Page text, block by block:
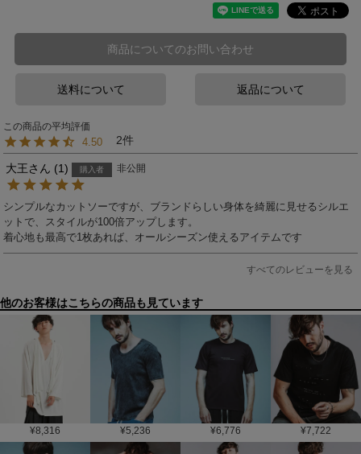
商品についてのお問い合わせ
送料について 返品について
4.50 2
大王 1 購入者 非公開
シンプルなカットソーですが、ブランドらしい身体を綺麗に見せるシルエ
ットで、スタイルが100倍アップします。
着心地も最高で1枚あれば、オールシーズン使えるアイテムです
すべてのレビューを見る
他のお客様はこちらの商品も見ています
¥8,316 ¥5,236 ¥6,776 ¥7,722